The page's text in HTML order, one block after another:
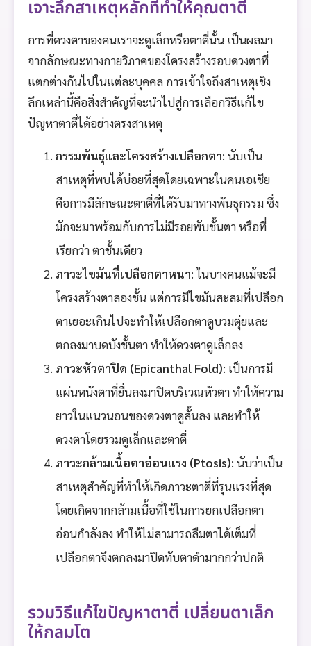
เจาะลึกสาเหตุหลักที่ทำให้คุณตาตี่
การที่ดวงตาของคนเราจะดูเล็กหรือตาตี่นั้น เป็นผลมา
จากลักษณะทางกายวิภาคของโครงสร้างรอบดวงตาที่
แตกต่างกันไปในแต่ละบุคคล การเข้าใจถึงสาเหตุเชิง
ลึกเหล่านี้คือสิ่งสำคัญที่จะนำไปสู่การเลือกวิธีแก้ไข
ปัญหาตาตี่ได้อย่างตรงสาเหตุ
กรรมพันธุ์และโครงสร้างเปลือกตา: นับเป็น
สาเหตุที่พบได้บ่อยที่สุดโดยเฉพาะในคนเอเชีย
คือการมีลักษณะตาตี่ที่ได้รับมาทางพันธุกรรม ซึ่ง
มักจะมาพร้อมกับการไม่มีรอยพับชั้นตา หรือที่
เรียกว่า ตาชั้นเดียว
ภาวะไขมันที่เปลือกตาหนา: ในบางคนแม้จะมี
โครงสร้างตาสองชั้น แต่การมีไขมันสะสมที่เปลือก
ตาเยอะเกินไปจะทำให้เปลือกตาดูบวมตุ่ยและ
ตกลงมาบดบังชั้นตา ทำให้ดวงตาดูเล็กลง
ภาวะหัวตาปิด (Epicanthal Fold): เป็นการมี
แผ่นหนังตาที่ยื่นลงมาปิดบริเวณหัวตา ทำให้ความ
ยาวในแนวนอนของดวงตาดูสั้นลง และทำให้
ดวงตาโดยรวมดูเล็กและตาตี่
ภาวะกล้ามเนื้อตาอ่อนแรง (Ptosis): นับว่าเป็น
สาเหตุสำคัญที่ทำให้เกิดภาวะตาตี่ที่รุนแรงที่สุด
โดยเกิดจากกล้ามเนื้อที่ใช้ในการยกเปลือกตา
อ่อนกำลังลง ทำให้ไม่สามารถลืมตาได้เต็มที่
เปลือกตาจึงตกลงมาปิดทับตาดำมากกว่าปกติ
รวมวิธีแก้ไขปัญหาตาตี่ เปลี่ยนตาเล็ก
ให้กลมโต